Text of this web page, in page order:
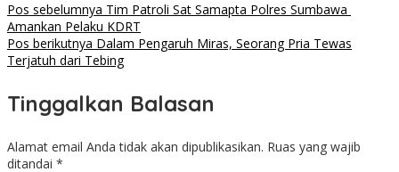
Pos sebelumnya Tim Patroli Sat Samapta Polres Sumbawa
Amankan Pelaku KDRT
Pos berikutnya Dalam Pengaruh Miras, Seorang Pria Tewas
Terjatuh dari Tebing
Tinggalkan Balasan
Alamat email Anda tidak akan dipublikasikan. Ruas yang wajib
ditandai *